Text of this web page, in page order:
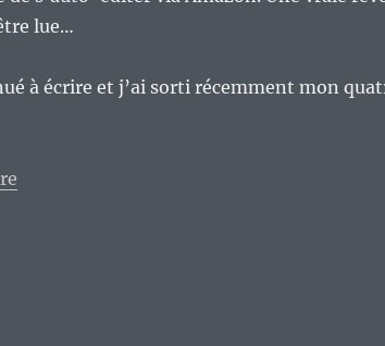
lue…
à écrire et j’ai sorti récemment mon
de « La culture écrite par les personnes